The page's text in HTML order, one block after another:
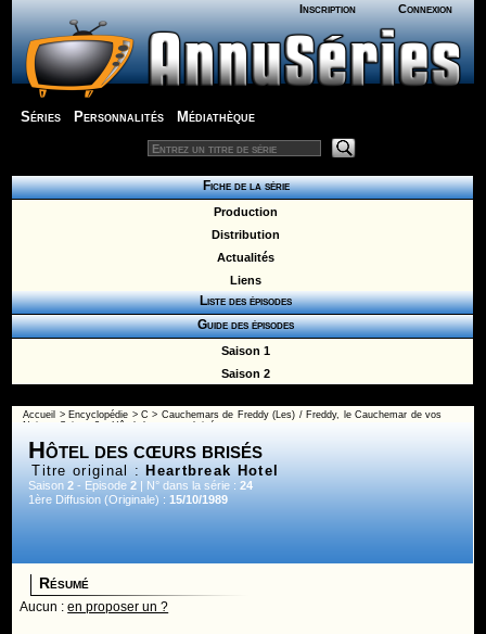
Inscription Connexion
Séries Personnalités Médiathèque
Fiche de la série
Production
Distribution
Actualités
Liens
Liste des épisodes
Guide des épisodes
Saison 1
Saison 2
Accueil > Encyclopédie >C > Cauchemars de Freddy (Les) / Freddy, le Cauchemar de vos
Nuits
Saison 2> Hôtel des cœurs brisés
Hôtel des cœurs brisés
Titre original : Heartbreak Hotel
Saison2 - Episode2 | N° dans la série :24
1ère Diffusion (Originale) :15/10/1989
Résumé
Aucun :en proposer un ?